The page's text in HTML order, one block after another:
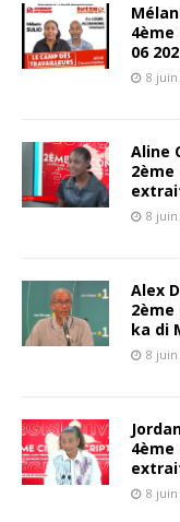
4ème
06
8 juin
Aline
8 juin
Alex
ka di
8 juin
8 juin